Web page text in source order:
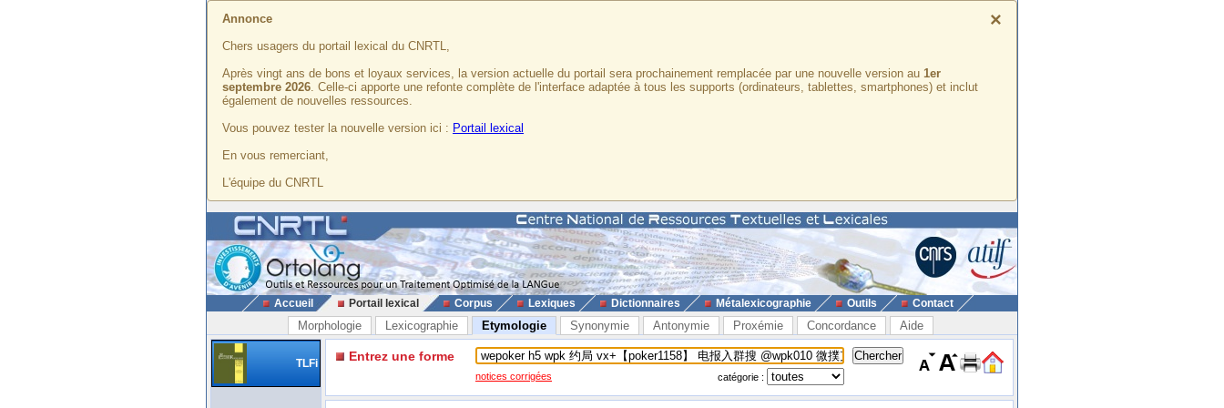
×
Annonce
Chers usagers du portail lexical du CNRTL,
Après vingt ans de bons et loyaux services, la version actuelle du portail sera prochainement remplacée par une nouvelle version au 1er
septembre 2026. Celle-ci apporte une refonte complète de l'interface adaptée à tous les supports (ordinateurs, tablettes, smartphones) et inclut
également de nouvelles ressources.
Vous pouvez tester la nouvelle version ici : Portail lexical
En vous remerciant,
L'équipe du CNRTL
Accueil Portail lexical Corpus Lexiques Dictionnaires Métalexicographie Outils Contact
Morphologie Lexicographie Etymologie Synonymie Antonymie Proxémie Concordance Aide
TLFi Entrez une forme
notices corrigées catégorie :